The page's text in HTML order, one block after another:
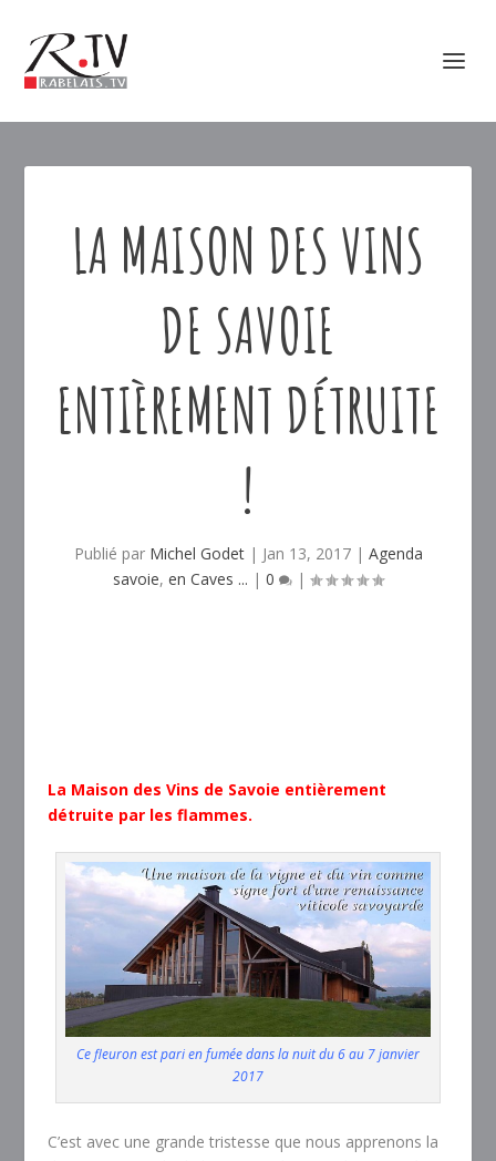
LA MAISON DES VINS
DE SAVOIE
ENTIÈREMENT DÉTRUITE
!
Publié par Michel Godet| Jan 13, 2017| Agenda
savoie, en Caves ... | 0 |
La Maison des Vins de Savoie entièrement
détruite par les flammes.
Ce fleuron est pari en fumée dans la nuit du 6 au 7 janvier
2017
C’est avec une grande tristesse que nous apprenons la